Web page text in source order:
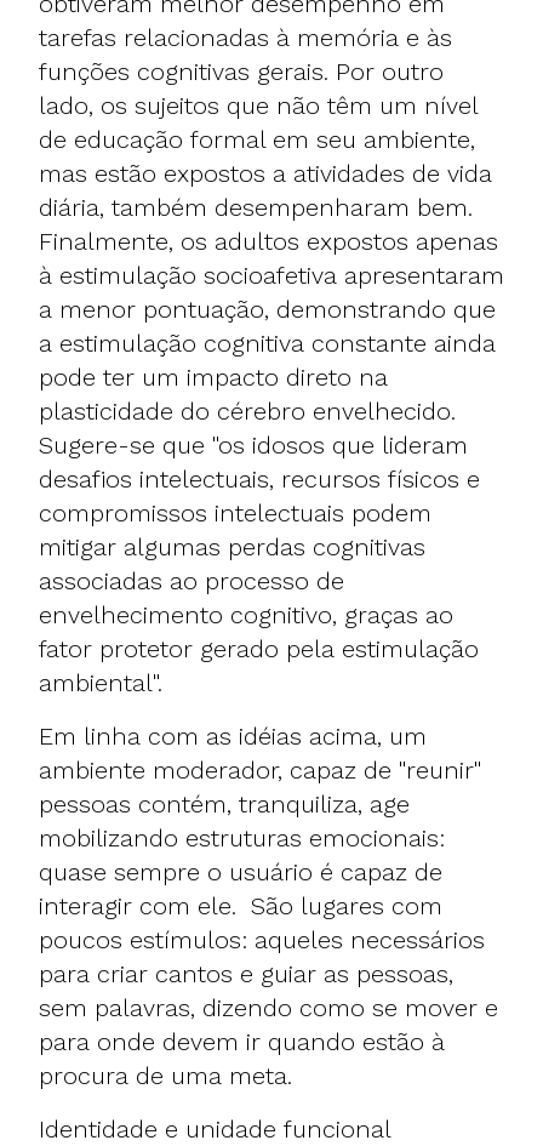
tarefas relacionadas à memória e às
funções cognitivas gerais. Por outro
lado, os sujeitos que não têm um nível
de educação formal em seu ambiente,
mas estão expostos a atividades de vida
diária, também desempenharam bem.
Finalmente, os adultos expostos apenas
à estimulação socioafetiva apresentaram
a menor pontuação, demonstrando que
a estimulação cognitiva constante ainda
pode ter um impacto direto na
plasticidade do cérebro envelhecido.
Sugere-se que "os idosos que lideram
desafios intelectuais, recursos físicos e
compromissos intelectuais podem
mitigar algumas perdas cognitivas
associadas ao processo de
envelhecimento cognitivo, graças ao
fator protetor gerado pela estimulação
ambiental".
Em linha com as idéias acima, um
ambiente moderador, capaz de "reunir"
pessoas contém, tranquiliza, age
mobilizando estruturas emocionais:
quase sempre o usuário é capaz de
interagir com ele. São lugares com
poucos estímulos: aqueles necessários
para criar cantos e guiar as pessoas,
sem palavras, dizendo como se mover e
para onde devem ir quando estão à
procura de uma meta.
Identidade e unidade funcional